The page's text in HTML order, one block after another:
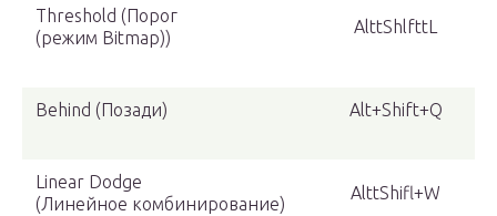
Threshold (Порог
(режим Bitmap))
AlttShlfttL
Behind (Позади) Alt+Shift+Q
Linear Dodge
(Линейное комбинирование)
AlttShifl+W